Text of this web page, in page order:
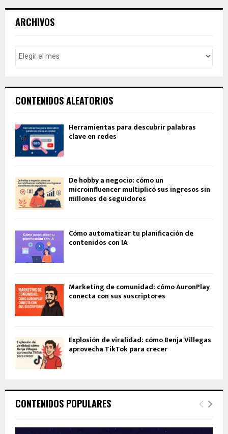
ARCHIVOS
CONTENIDOS ALEATORIOS
Herramientas para descubrir palabras
clave en redes
De hobby a negocio: cómo un
microinfluencer multiplicó sus ingresos sin
millones de seguidores
Cómo automatizar tu planificación de
contenidos con IA
Marketing de comunidad: cómo AuronPlay
conecta con sus suscriptores
Explosión de viralidad: cómo Benja Villegas
aprovecha TikTok para crecer
CONTENIDOS POPULARES